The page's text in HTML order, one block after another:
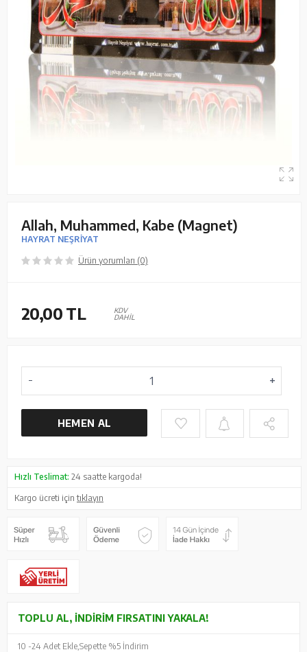
Allah, Muhammed, Kabe (Magnet)
HAYRAT NEŞRİYAT
Ürün yorumları (0)
20,00TL
KDV
DAHİL
HEMEN AL
Hızlı Teslimat: 24 saatte kargoda!
Kargo ücreti içintıklayın
TOPLU AL, İNDIRIM FIRSATINI YAKALA!
10 -24 Adet Ekle, Sepette %5 İndirim